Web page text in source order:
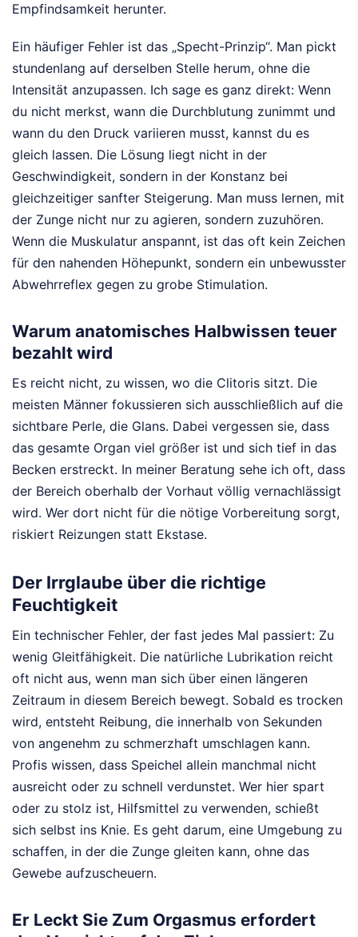
Empfindsamkeit herunter.
Ein häufiger Fehler ist das „Specht-Prinzip“. Man pickt
stundenlang auf derselben Stelle herum, ohne die
Intensität anzupassen. Ich sage es ganz direkt: Wenn
du nicht merkst, wann die Durchblutung zunimmt und
wann du den Druck variieren musst, kannst du es
gleich lassen. Die Lösung liegt nicht in der
Geschwindigkeit, sondern in der Konstanz bei
gleichzeitiger sanfter Steigerung. Man muss lernen, mit
der Zunge nicht nur zu agieren, sondern zuzuhören.
Wenn die Muskulatur anspannt, ist das oft kein Zeichen
für den nahenden Höhepunkt, sondern ein unbewusster
Abwehrreflex gegen zu grobe Stimulation.
Warum anatomisches Halbwissen teuer
bezahlt wird
Es reicht nicht, zu wissen, wo die Clitoris sitzt. Die
meisten Männer fokussieren sich ausschließlich auf die
sichtbare Perle, die Glans. Dabei vergessen sie, dass
das gesamte Organ viel größer ist und sich tief in das
Becken erstreckt. In meiner Beratung sehe ich oft, dass
der Bereich oberhalb der Vorhaut völlig vernachlässigt
wird. Wer dort nicht für die nötige Vorbereitung sorgt,
riskiert Reizungen statt Ekstase.
Der Irrglaube über die richtige
Feuchtigkeit
Ein technischer Fehler, der fast jedes Mal passiert: Zu
wenig Gleitfähigkeit. Die natürliche Lubrikation reicht
oft nicht aus, wenn man sich über einen längeren
Zeitraum in diesem Bereich bewegt. Sobald es trocken
wird, entsteht Reibung, die innerhalb von Sekunden
von angenehm zu schmerzhaft umschlagen kann.
Profis wissen, dass Speichel allein manchmal nicht
ausreicht oder zu schnell verdunstet. Wer hier spart
oder zu stolz ist, Hilfsmittel zu verwenden, schießt
sich selbst ins Knie. Es geht darum, eine Umgebung zu
schaffen, in der die Zunge gleiten kann, ohne das
Gewebe aufzuscheuern.
Er Leckt Sie Zum Orgasmus erfordert